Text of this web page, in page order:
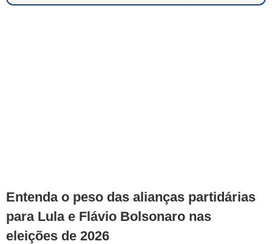
Entenda o peso das alianças partidárias
para Lula e Flávio Bolsonaro nas
eleições de 2026